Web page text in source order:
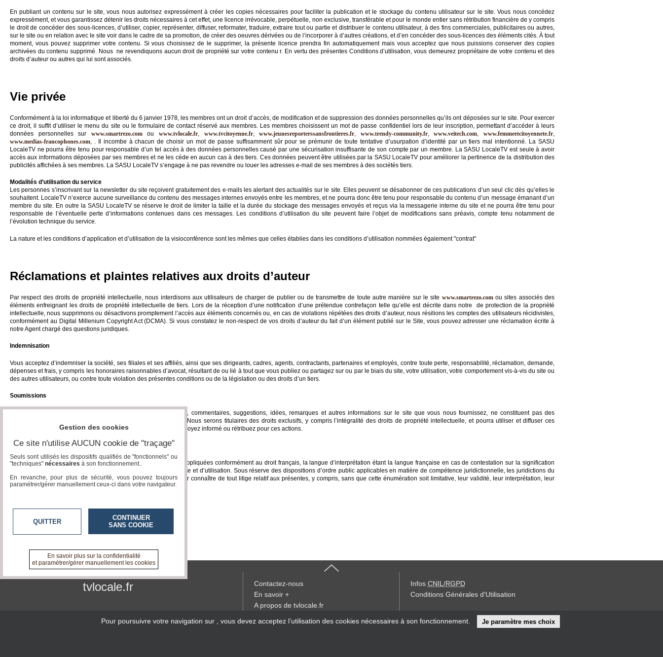
En publiant un contenu sur le site, vous nous autorisez expressément à créer les copies nécessaires pour faciliter la publication et le stockage du contenu utilisateur sur le site. Vous nous concédez
expressément, et vous garantissez détenir les droits nécessaires à cet effet, une licence irrévocable, perpétuelle, non exclusive, transférable et pour le monde entier sans rétribution financière de y compris
le droit de concéder des sous-licences, d’utiliser, copier, représenter, diffuser, reformater, traduire, extraire tout ou partie et distribuer le contenu utilisateur, à des fins commerciales, publicitaires ou autres,
sur le site ou en relation avec le site voir dans le cadre de sa promotion, de créer des oeuvres dérivées ou de l’incorporer à d’autres créations, et d’en concéder des sous-licences des éléments cités. À tout
moment, vous pouvez supprimer votre contenu. Si vous choisissez de le supprimer, la présente licence prendra fin automatiquement mais vous acceptez que nous puissions conserver des copies
archivées du contenu supprimé. Nous ne revendiquons aucun droit de propriété sur votre contenu r. En vertu des présentes Conditions d’utilisation, vous demeurez propriétaire de votre contenu et des
droits d’auteur ou autres qui lui sont associés.
Vie privée
Conformément à la loi informatique et liberté du 6 janvier 1978, les membres ont un droit d’accès, de modification et de suppression des données personnelles qu’ils ont déposées sur le site. Pour exercer
ce droit, il suffit d’utiliser le menu du site ou le formulaire de contact réservé aux membres. Les membres choisissent un mot de passe confidentiel lors de leur inscription, permettant d’accéder à leurs
données personnelles sur www.smartrezo.comouwww.tvlocale.fr www.tvcitoyenne.fr,www.jeunesreporterssansfrontieres.fr www.trendy-community.fr,www.veitech.com ,www.femmeetcitoyennete.fr
www.medias-francophones.com , . Il incombe à chacun de choisir un mot de passe suffisamment sûr pour se prémunir de toute tentative d’usurpation d’identité par un tiers mal intentionné. La SASU
LocaleTV ne pourra être tenu pour responsable d’un tel accès à des données personnelles causé par une sécurisation insuffisante de son compte par un membre. La SASU LocaleTV est seule à avoir
accès aux informations déposées par ses membres et ne les cède en aucun cas à des tiers. Ces données peuvent être utilisées par la SASU LocaleTV pour améliorer la pertinence de la distribution des
publicités affichées à ses membres. La SASU LocaleTV s’engage à ne pas revendre ou louer les adresses e-mail de ses membres à des sociétés tiers.
Modalités d’utilisation du service
Les personnes s’inscrivant sur la newsletter du site reçoivent gratuitement des e-mails les alertant des actualités sur le site. Elles peuvent se désabonner de ces publications d’un seul clic dès qu’elles le
souhaitent. LocaleTV n’exerce aucune surveillance du contenu des messages internes envoyés entre les membres, et ne pourra donc être tenu pour responsable du contenu d’un message émanant d’un
membre du site. En outre la SASU LocaleTV se réserve le droit de limiter la taille et la durée du stockage des messages envoyés et reçus via la messagerie interne du site et ne pourra être tenu pour
responsable de l’éventuelle perte d’informations contenues dans ces messages. Les conditions d’utilisation du site peuvent faire l’objet de modifications sans préavis, compte tenu notamment de
l’évolution technique du service.
La nature et les conditions d’application et d’utilisation de la visioconférence sont les mêmes que celles établies dans les conditions d’utilisation nommées également "contrat"
Réclamations et plaintes relatives aux droits d’auteur
Par respect des droits de propriété intellectuelle, nous interdisons aux utilisateurs de charger de publier ou de transmettre de toute autre manière sur le site www.smartrezo.comou sites associés des
éléments enfreignant les droits de propriété intellectuelle de tiers. Lors de la réception d’une notification d’une prétendue contrefaçon telle qu’elle est décrite dans notre de protection de la propriété
intellectuelle, nous supprimons ou désactivons promptement l’accès aux éléments concernés ou, en cas de violations répétées des droits d’auteur, nous résilions les comptes des utilisateurs récidivistes,
conformément au Digital Millenium Copyright Act (DCMA). Si vous constatez le non-respect de vos droits d’auteur du fait d’un élément publié sur le Site, vous pouvez adresser une réclamation écrite à
notre Agent chargé des questions juridiques.
Indemnisation
Vous acceptez d’indemniser la société, ses filiales et ses affiliés, ainsi que ses dirigeants, cadres, agents, contractants, partenaires et employés, contre toute perte, responsabilité, réclamation, demande,
dépenses et frais, y compris les honoraires raisonnables d’avocat, résultant de ou lié à tout que vous publiez ou partagez sur ou par le biais du site, votre utilisation, votre comportement vis-à-vis du site ou
des autres utilisateurs, ou contre toute violation des présentes conditions ou de la législation ou des droits d’un tiers.
Soumissions
Vous reconnaissez et acceptez sans réserve que les questions, commentaires, suggestions, idées, remarques et autres informations sur le site que vous nous fournissez, ne constituent pas des
informations confidentielles et nous soient cédés intégralement. Nous serons titulaires des droits exclusifs, y compris l’intégralité des droits de propriété intellectuelle, et pourra utiliser et diffuser ces
soumissions à toutes fins commerciales ou autres sans que vous soyez informé ou rétribuez pour ces actions.
Droit applicable - attribution de juridiction
Les présentes conditions générales sont régies, interprétées et appliquées conformément au droit français, la langue d’interprétation étant la langue française en cas de contestation sur la signification
d’un terme ou d’une disposition des présentes conditions de vente et d’utilisation. Sous réserve des dispositions d’ordre public applicables en matière de compétence juridictionnelle, les juridictions du
ressort du siège de notre société seront seules compétentes pour connaître de tout litige relatif aux présentes, y compris, sans que cette énumération soit limitative, leur validité, leur interprétation, leur
exécution et/ou leur résiliation et ses conséquences.
Scaleway/Dedibox
tvlocale.fr
Contactez-nous
En savoir +
A propos de tvlocale.fr
Devenir délégué
Infos CNIL/RGPD
Conditions Générales d'Utilisation
Pour poursuivre votre navigation sur , vous devez acceptez l’utilisation des cookies nécessaires à son fonctionnement. Je paramètre mes choix
Gestion des cookies
Ce site n'utilise AUCUN cookie de "traçage"
Seuls sont utilisés les dispositifs qualifiés de "fonctionnels" ou
"techniques" nécessaires à son fonctionnement..
En revanche, pour plus de sécurité, vous pouvez toujours
paramétrer/gérer manuellement ceux-ci dans votre navigateur.
QUITTER
CONTINUER
SANS COOKIE
En savoir plus sur la confidentialité
et paramétrer/gérer manuellement les cookies